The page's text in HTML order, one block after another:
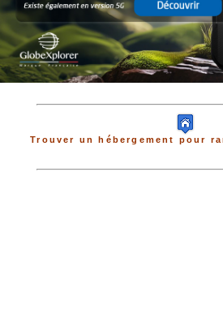
Trouver un hébergement pour